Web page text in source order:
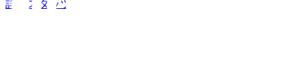
詳細スタッツ